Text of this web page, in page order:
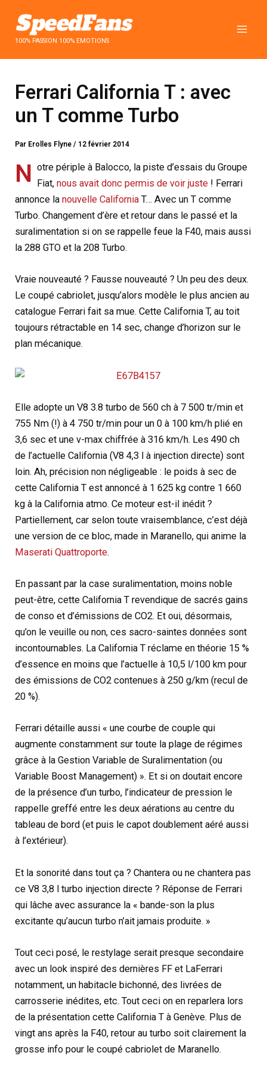
contenu100% PASSION 100% EMOTIONS
Ferrari California T : avec
un T comme Turbo
Par Erolles Flyne/ 12 février 2014
N otre périple à Balocco, la piste d’essais du Groupe
Fiat,nous avait donc permis de voir juste ! Ferrari
annonce lanouvelle California T… Avec un T comme
Turbo. Changement d’ère et retour dans le passé et la
suralimentation si on se rappelle feue la F40, mais aussi
la 288 GTO et la 208 Turbo.
Vraie nouveauté ? Fausse nouveauté ? Un peu des deux.
Le coupé cabriolet, jusqu’alors modèle le plus ancien au
catalogue Ferrari fait sa mue. Cette California T, au toit
toujours rétractable en 14 sec, change d’horizon sur le
plan mécanique.
Elle adopte un V8 3.8 turbo de 560 ch à 7 500 tr/min et
755 Nm (!) à 4 750 tr/min pour un 0 à 100 km/h plié en
3,6 sec et une v-max chiffrée à 316 km/h. Les 490 ch
de l’actuelle California (V8 4,3 l à injection directe) sont
loin. Ah, précision non négligeable : le poids à sec de
cette California T est annoncé à 1 625 kg contre 1 660
kg à la California atmo. Ce moteur est-il inédit ?
Partiellement, car selon toute vraisemblance, c’est déjà
une version de ce bloc, made in Maranello, qui anime la
Maserati Quattroporte.
En passant par la case suralimentation, moins noble
peut-être, cette California T revendique de sacrés gains
de conso et d’émissions de CO2. Et oui, désormais,
qu’on le veuille ou non, ces sacro-saintes données sont
incontournables. La California T réclame en théorie 15 %
d’essence en moins que l’actuelle à 10,5 l/100 km pour
des émissions de CO2 contenues à 250 g/km (recul de
20 %).
Ferrari détaille aussi « une courbe de couple qui
augmente constamment sur toute la plage de régimes
grâce à la Gestion Variable de Suralimentation (ou
Variable Boost Management) ». Et si on doutait encore
de la présence d’un turbo, l’indicateur de pression le
rappelle greffé entre les deux aérations au centre du
tableau de bord (et puis le capot doublement aéré aussi
à l’extérieur).
Et la sonorité dans tout ça ? Chantera ou ne chantera pas
ce V8 3,8 l turbo injection directe ? Réponse de Ferrari
qui lâche avec assurance la « bande-son la plus
excitante qu’aucun turbo n’ait jamais produite. »
Tout ceci posé, le restylage serait presque secondaire
avec un look inspiré des dernières FF et LaFerrari
notamment, un habitacle bichonné, des livrées de
carrosserie inédites, etc. Tout ceci on en reparlera lors
de la présentation cette California T à Genève. Plus de
vingt ans après la F40, retour au turbo soit clairement la
grosse info pour le coupé cabriolet de Maranello.